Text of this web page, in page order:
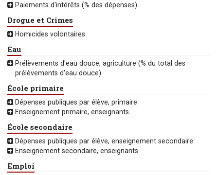
Paiements d'intérêts (% des dépenses)
Drogue et Crimes
Homicides volontaires
Eau
Prélèvements d'eau douce, agriculture (% du total des
prélèvements d'eau douce)
École primaire
Dépenses publiques par élève, primaire
Enseignement primaire, enseignants
École secondaire
Dépenses publiques par élève, enseignement secondaire
Enseignement secondaire, enseignants
Emploi